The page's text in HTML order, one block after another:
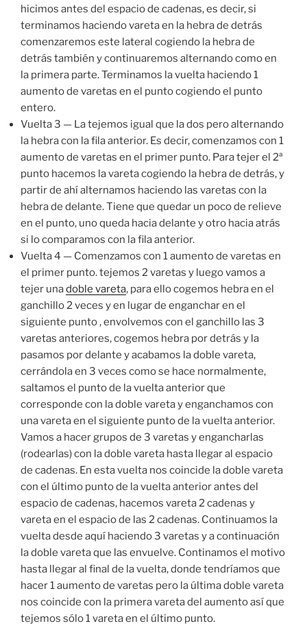
hicimos antes del espacio de cadenas, es decir, si
terminamos haciendo vareta en la hebra de detrás
comenzaremos este lateral cogiendo la hebra de
detrás también y continuaremos alternando como en
la primera parte. Terminamos la vuelta haciendo 1
aumento de varetas en el punto cogiendo el punto
entero.
Vuelta 3 — La tejemos igual que la dos pero alternando
la hebra con la fila anterior. Es decir, comenzamos con 1
aumento de varetas en el primer punto. Para tejer el 2ª
punto hacemos la vareta cogiendo la hebra de detrás, y
partir de ahí alternamos haciendo las varetas con la
hebra de delante. Tiene que quedar un poco de relieve
en el punto, uno queda hacia delante y otro hacia atrás
si lo comparamos con la fila anterior.
Vuelta 4 — Comenzamos con 1 aumento de varetas en
el primer punto. tejemos 2 varetas y luego vamos a
tejer unadoble vareta, para ello cogemos hebra en el
ganchillo 2 veces y en lugar de enganchar en el
siguiente punto , envolvemos con el ganchillo las 3
varetas anteriores, cogemos hebra por detrás y la
pasamos por delante y acabamos la doble vareta,
cerrándola en 3 veces como se hace normalmente,
saltamos el punto de la vuelta anterior que
corresponde con la doble vareta y enganchamos con
una vareta en el siguiente punto de la vuelta anterior.
Vamos a hacer grupos de 3 varetas y engancharlas
(rodearlas) con la doble vareta hasta llegar al espacio
de cadenas. En esta vuelta nos coincide la doble vareta
con el último punto de la vuelta anterior antes del
espacio de cadenas, hacemos vareta 2 cadenas y
vareta en el espacio de las 2 cadenas. Continuamos la
vuelta desde aquí haciendo 3 varetas y a continuación
la doble vareta que las envuelve. Continamos el motivo
hasta llegar al final de la vuelta, donde tendríamos que
hacer 1 aumento de varetas pero la última doble vareta
nos coincide con la primera vareta del aumento así que
tejemos sólo 1 vareta en el último punto.